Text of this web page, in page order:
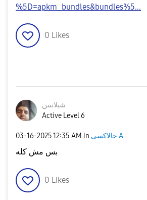
%5D=apkm_bundles&bundles%5...
0 Likes
شيلاتننن
Active Level 6
‎03-16-202512:35 AM in جالاكسى A
بس مش كله
0 Likes